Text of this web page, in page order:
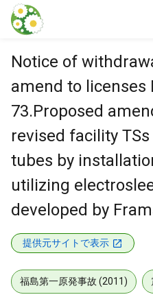
本文に飛ぶ
Notice of
amend to licenses
73.Proposed
revised facility
tubes by
utilizing
developed by
提供元サイトで表示
福島第一原発事故 (2011)